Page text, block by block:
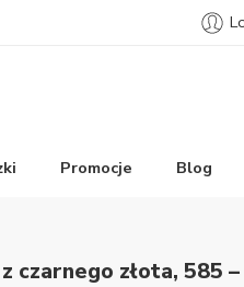
Promocje Blog
czarnego złota, 585